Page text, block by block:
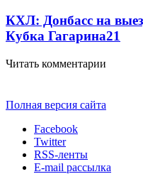
КХЛ: Донбасс на
Кубка Гагарина21
Читать комментарии
Полная версия сайта
Facebook
Twitter
RSS-ленты
E-mail рассылка